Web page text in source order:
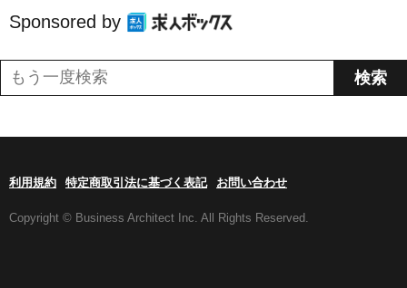
Sponsored by
利用規約 特定商取引法に基づく表記 お問い合わせ
Copyright © Business Architect Inc. All Rights Reserved.